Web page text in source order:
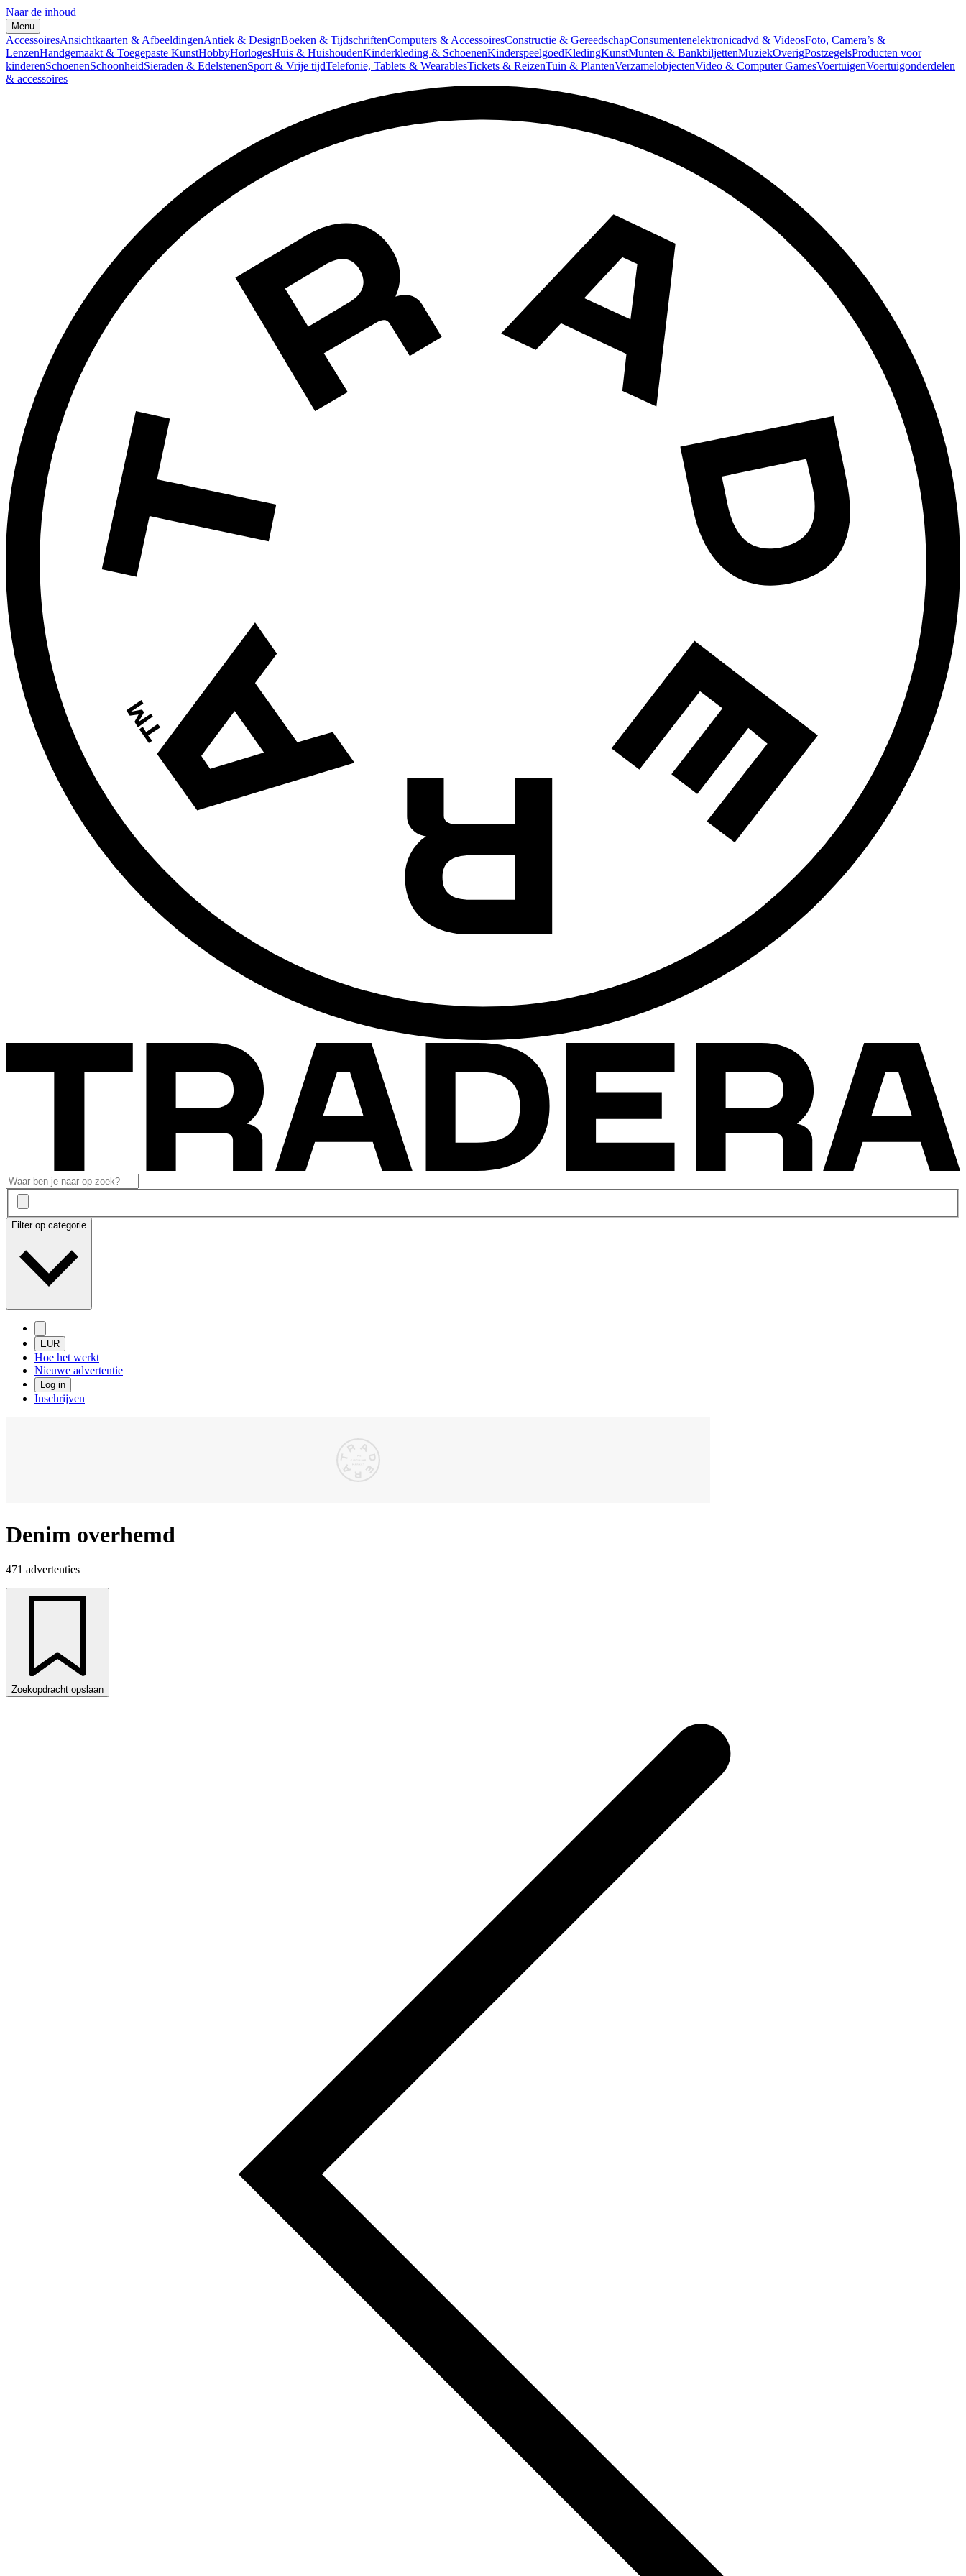
Naar de inhoud
Menu
AccessoiresAnsichtkaarten & AfbeeldingenAntiek & DesignBoeken & TijdschriftenComputers & AccessoiresConstructie & GereedschapConsumentenelektronicadvd & VideosFoto, Camera’s &
LenzenHandgemaakt & Toegepaste KunstHobbyHorlogesHuis & HuishoudenKinderkleding & SchoenenKinderspeelgoedKledingKunstMunten & BankbiljettenMuziekOverigPostzegelsProducten voor
kinderenSchoenenSchoonheidSieraden & EdelstenenSport & Vrije tijdTelefonie, Tablets & WearablesTickets & ReizenTuin & PlantenVerzamelobjectenVideo & Computer GamesVoertuigenVoertuigonderdelen
& accessoires
Filter op categorie
EUR
Hoe het werkt
Nieuwe advertentie
Log in
Inschrijven
Denim overhemd
471 advertenties
Zoekopdracht opslaan